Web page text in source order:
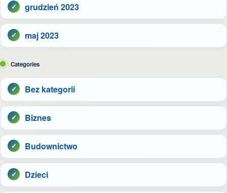
grudzień 2023
maj 2023
Categories
Bez kategorii
Biznes
Budownictwo
Dzieci